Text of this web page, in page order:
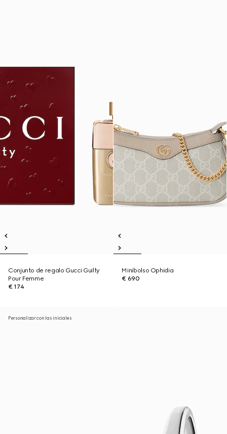
Conjunto de regalo Gucci Guilty
Pour Femme
€ 174
Minibolso Ophidia
€ 690
Personalizar con las iniciales